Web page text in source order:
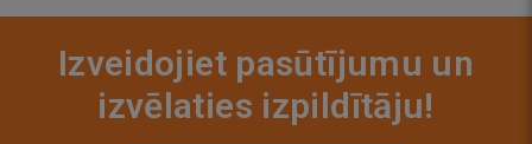
Izveidojiet pasūtījumu un
izvēlaties izpildītāju!